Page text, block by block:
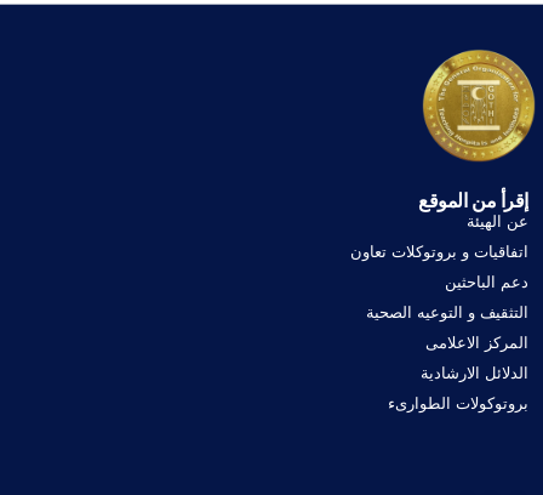
إقرأ من الموقع
عن الهيئة
اتفاقيات و بروتوكلات تعاون
دعم الباحثين
التثقيف و التوعيه الصحية
المركز الاعلامى
الدلائل الارشادية
بروتوكولات الطوارىء